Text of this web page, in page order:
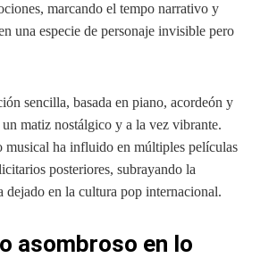
marcando el tempo narrativo y
una especie de personaje invisible pero
sencilla, basada en piano, acordeón y
matiz nostálgico y a la vez vibrante.
musical ha influido en múltiples películas
posteriores, subrayando la
dejado en la cultura pop internacional.
asombroso en lo